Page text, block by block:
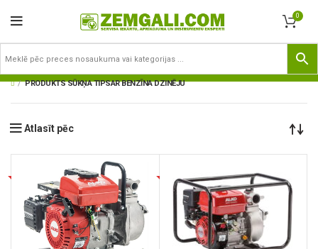
0
PRODUKTS SŪKŅA TIPSAR BENZĪNA DZINĒJU
Atlasīt pēc